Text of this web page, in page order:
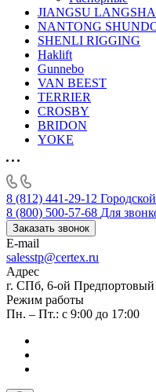
JIANGSU
NANTONG
SHENLI RIGGING
Haklift
Gunnebo
VAN BEEST
TERRIER
CROSBY
BRIDON
YOKE
8 (812) 441-29-12
8 (800) 500-57-68 Для
Заказать звонок
E-mail
salesstp@certex.ru
Адрес
г. СПб, 6-ой Предпортовый
Режим работы
Пн. – Пт.: с 9:00 до 17:00